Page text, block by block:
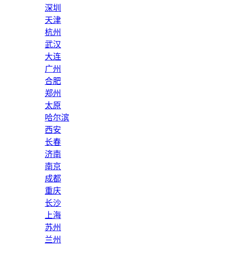
深圳
天津
杭州
武汉
大连
广州
合肥
郑州
太原
哈尔滨
西安
长春
济南
南京
成都
重庆
长沙
上海
苏州
兰州